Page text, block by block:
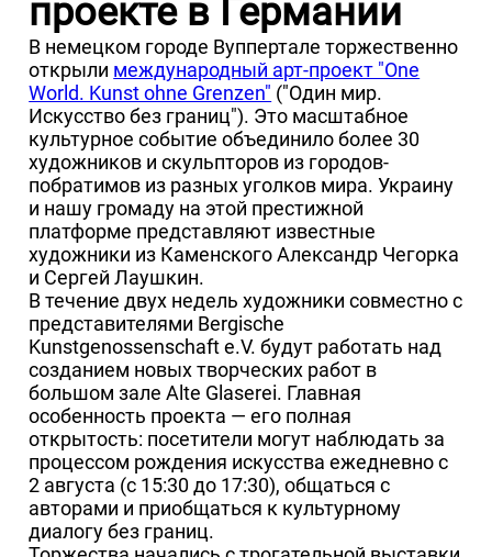
проекте в Германии
В немецком городе Вуппертале торжественно
открыли международный арт-проект "One
World. Kunst ohne Grenzen" ("Один мир.
Искусство без границ"). Это масштабное
культурное событие объединило более 30
художников и скульпторов из городов-
побратимов из разных уголков мира. Украину
и нашу громаду на этой престижной
платформе представляют известные
художники из Каменского Александр Чегорка
и Сергей Лаушкин.
В течение двух недель художники совместно с
представителями Bergische
Kunstgenossenschaft e.V. будут работать над
созданием новых творческих работ в
большом зале Alte Glaserei. Главная
особенность проекта — его полная
открытость: посетители могут наблюдать за
процессом рождения искусства ежедневно с
2 августа (с 15:30 до 17:30), общаться с
авторами и приобщаться к культурному
диалогу без границ.